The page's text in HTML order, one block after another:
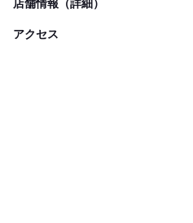
店舗情報（詳細）
アクセス